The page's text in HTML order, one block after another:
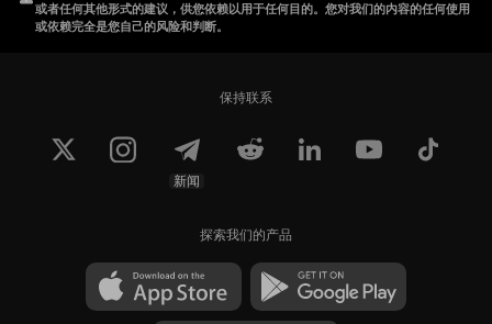
或者任何其他形式的建议，供您依赖以用于任何目的。您对我们的内容的任何使用
或依赖完全是您自己的风险和判断。
保持联系
新闻
探索我们的产品